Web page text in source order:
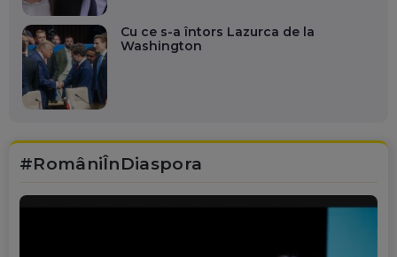
Cu ce s-a întors Lazurca de la
Washington
#RomâniÎnDiaspora